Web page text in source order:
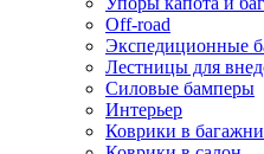
Off-road
Экспедиционные
Лестницы для
Силовые бамперы
Интерьер
Коврики в